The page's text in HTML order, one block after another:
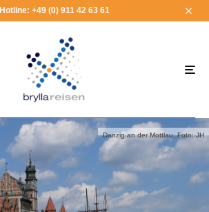
Hotline: +49 (0) 911 42 63 61
Danzig an der Mottlau. Foto: JH